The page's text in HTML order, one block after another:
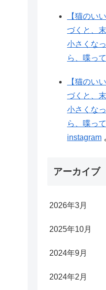
【猫のい
づくと、
小さくな
ら、喋っ
【猫のい
づくと、
小さくな
ら、喋っ
instagram
アーカイブ
2026年3月
2025年10月
2024年9月
2024年2月